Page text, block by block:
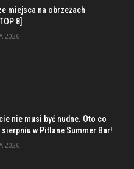
miejsca na obrzeżach
8]
2026
nie musi być nudne. Oto co
sierpniu w Pitlane Summer Bar!
2026